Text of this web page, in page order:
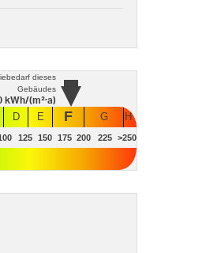
dieses
Gebäudes
kWh/(m²·a)
D E F G H
125 150 175 200 225 >250